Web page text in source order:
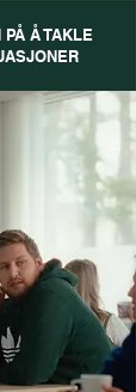
Å TAKLE